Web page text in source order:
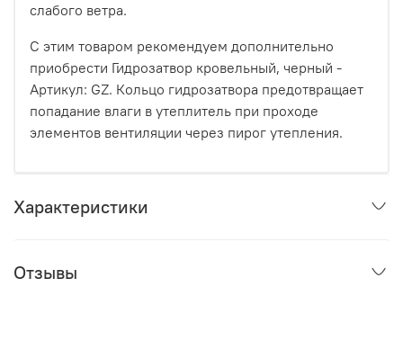
слабого ветра.
С этим товаром рекомендуем дополнительно
приобрести Гидрозатвор кровельный, черный -
Артикул: GZ. Кольцо гидрозатвора предотвращает
попадание влаги в утеплитель при проходе
элементов вентиляции через пирог утепления.
Характеристики
Отзывы